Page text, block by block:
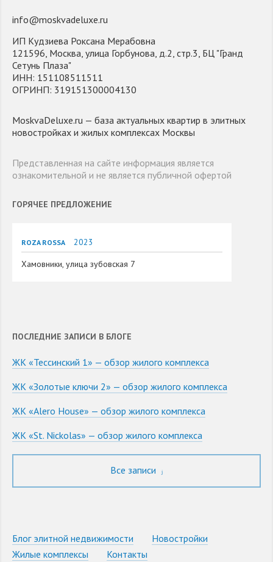
info@moskvadeluxe.ru
ИП Кудзиева Роксана Мерабовна
121596, Москва, улица Горбунова, д.2, стр.3, БЦ "Гранд
Сетунь Плаза"
ИНН: 151108511511
ОГРИНП: 319151300004130
MoskvaDeluxe.ru — база актуальных квартир в элитных
новостройках и жилых комплексах Москвы
Представленная на сайте информация является
ознакомительной и не является публичной офертой
ГОРЯЧЕЕ ПРЕДЛОЖЕНИЕ
ROZA ROSSA
2023
Хамовники, улица зубовская 7
ПОСЛЕДНИЕ ЗАПИСИ В БЛОГЕ
ЖК «Тессинский 1» — обзор жилого комплекса
ЖК «Золотые ключи 2» — обзор жилого комплекса
ЖК «Alero House» — обзор жилого комплекса
ЖК «St. Nickolas» — обзор жилого комплекса
Все записи
Блог элитной недвижимости
Новостройки
Жилые комплексы
Контакты